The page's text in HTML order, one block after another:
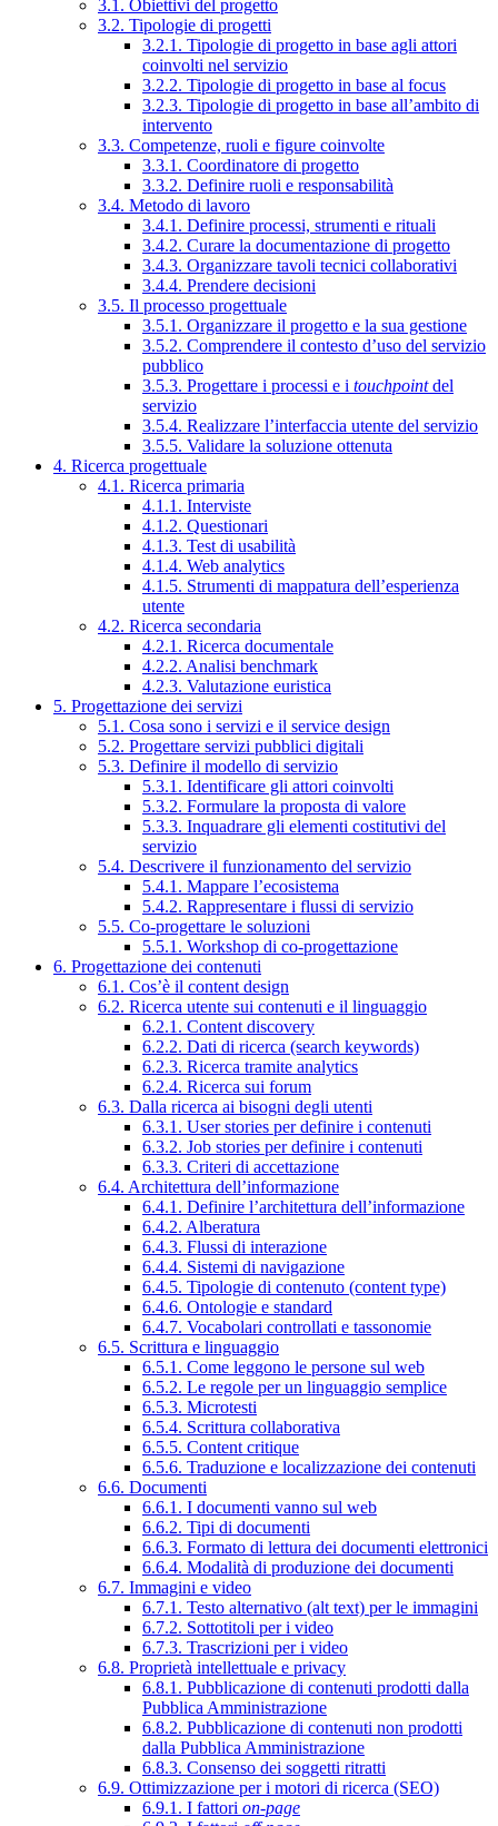
3.1. Obiettivi del progetto
3.2. Tipologie di progetti
3.2.1. Tipologie di progetto in base agli attori
coinvolti nel servizio
3.2.2. Tipologie di progetto in base al focus
3.2.3. Tipologie di progetto in base all’ambito di
intervento
3.3. Competenze, ruoli e figure coinvolte
3.3.1. Coordinatore di progetto
3.3.2. Definire ruoli e responsabilità
3.4. Metodo di lavoro
3.4.1. Definire processi, strumenti e rituali
3.4.2. Curare la documentazione di progetto
3.4.3. Organizzare tavoli tecnici collaborativi
3.4.4. Prendere decisioni
3.5. Il processo progettuale
3.5.1. Organizzare il progetto e la sua gestione
3.5.2. Comprendere il contesto d’uso del servizio
pubblico
3.5.3. Progettare i processi e i touchpointdel
servizio
3.5.4. Realizzare l’interfaccia utente del servizio
3.5.5. Validare la soluzione ottenuta
4. Ricerca progettuale
4.1. Ricerca primaria
4.1.1. Interviste
4.1.2. Questionari
4.1.3. Test di usabilità
4.1.4. Web analytics
4.1.5. Strumenti di mappatura dell’esperienza
utente
4.2. Ricerca secondaria
4.2.1. Ricerca documentale
4.2.2. Analisi benchmark
4.2.3. Valutazione euristica
5. Progettazione dei servizi
5.1. Cosa sono i servizi e il service design
5.2. Progettare servizi pubblici digitali
5.3. Definire il modello di servizio
5.3.1. Identificare gli attori coinvolti
5.3.2. Formulare la proposta di valore
5.3.3. Inquadrare gli elementi costitutivi del
servizio
5.4. Descrivere il funzionamento del servizio
5.4.1. Mappare l’ecosistema
5.4.2. Rappresentare i flussi di servizio
5.5. Co-progettare le soluzioni
5.5.1. Workshop di co-progettazione
6. Progettazione dei contenuti
6.1. Cos’è il content design
6.2. Ricerca utente sui contenuti e il linguaggio
6.2.1. Content discovery
6.2.2. Dati di ricerca (search keywords)
6.2.3. Ricerca tramite analytics
6.2.4. Ricerca sui forum
6.3. Dalla ricerca ai bisogni degli utenti
6.3.1. User stories per definire i contenuti
6.3.2. Job stories per definire i contenuti
6.3.3. Criteri di accettazione
6.4. Architettura dell’informazione
6.4.1. Definire l’architettura dell’informazione
6.4.2. Alberatura
6.4.3. Flussi di interazione
6.4.4. Sistemi di navigazione
6.4.5. Tipologie di contenuto (content type)
6.4.6. Ontologie e standard
6.4.7. Vocabolari controllati e tassonomie
6.5. Scrittura e linguaggio
6.5.1. Come leggono le persone sul web
6.5.2. Le regole per un linguaggio semplice
6.5.3. Microtesti
6.5.4. Scrittura collaborativa
6.5.5. Content critique
6.5.6. Traduzione e localizzazione dei contenuti
6.6. Documenti
6.6.1. I documenti vanno sul web
6.6.2. Tipi di documenti
6.6.3. Formato di lettura dei documenti elettronici
6.6.4. Modalità di produzione dei documenti
6.7. Immagini e video
6.7.1. Testo alternativo (alt text) per le immagini
6.7.2. Sottotitoli per i video
6.7.3. Trascrizioni per i video
6.8. Proprietà intellettuale e privacy
6.8.1. Pubblicazione di contenuti prodotti dalla
Pubblica Amministrazione
6.8.2. Pubblicazione di contenuti non prodotti
dalla Pubblica Amministrazione
6.8.3. Consenso dei soggetti ritratti
6.9. Ottimizzazione per i motori di ricerca (SEO)
6.9.1. I fattori on-page